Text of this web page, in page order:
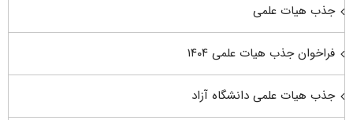
جذب هیات علمی
فراخوان جذب هیات علمی ۱۴۰۴
جذب هیات علمی دانشگاه آزاد